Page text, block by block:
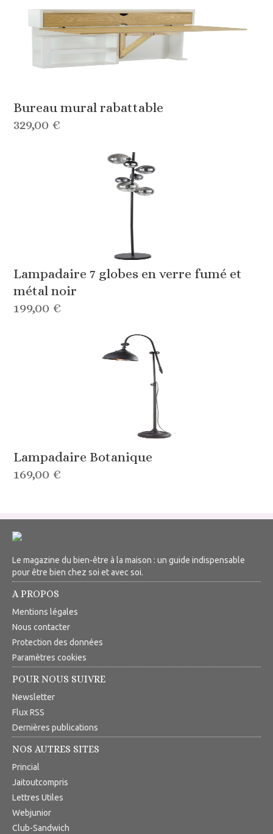
Bureau mural rabattable
329,00 €
Lampadaire 7 globes en verre fumé et
métal noir
199,00 €
Lampadaire Botanique
169,00 €
Le magazine du bien-être à la maison : un guide indispensable
pour être bien chez soi et avec soi.
A PROPOS
Mentions légales
Nous contacter
Protection des données
Paramètres cookies
POUR NOUS SUIVRE
Newsletter
Flux RSS
Dernières publications
NOS AUTRES SITES
Princial
Jaitoutcompris
Lettres Utiles
Webjunior
Club-Sandwich